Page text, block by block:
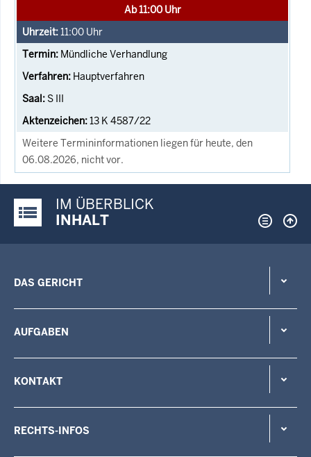
Ab 11:00 Uhr
11:00 Uhr
Mündliche Verhandlung
Hauptverfahren
S III
13 K 4587/22
Weitere Termininformationen liegen für heute, den
06.08.2026, nicht vor.
Justiz-Portal im Überblick:
IM ÜBERBLICK
INHALT
DAS GERICHT
AUFGABEN
KONTAKT
RECHTS-INFOS